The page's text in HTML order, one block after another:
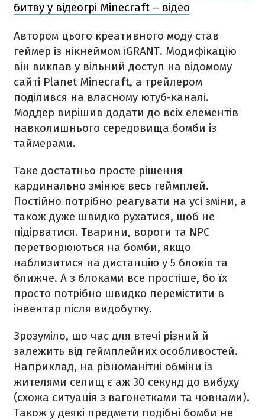
битву у відеогрі Minecraft – відео
Автором цього креативного моду став
геймер із нікнеймом iGRANT. Модифікацію
він виклав у вільний доступ на відомому
сайті Planet Minecraft, а трейлером
поділився на власному ютуб-каналі.
Моддер вирішив додати до всіх елементів
навколишнього середовища бомби із
таймерами.
Таке достатньо просте рішення
кардинально змінює весь геймплей.
Постійно потрібно реагувати на усі зміни, а
також дуже швидко рухатися, щоб не
підірватися. Тварини, вороги та NPC
перетворюються на бомби, якщо
наблизитися на дистанцію у 5 блоків та
ближче. А з блоками все простіше, бо їх
просто потрібно швидко перемістити в
інвентар після видобутку.
Зрозуміло, що час для втечі різний й
залежить від геймплейних особливостей.
Наприклад, на різноманітні обміни із
жителями селищ є аж 30 секунд до вибуху
(схожа ситуація з вагонетками та човнами).
Також у деякі предмети подібні бомби не